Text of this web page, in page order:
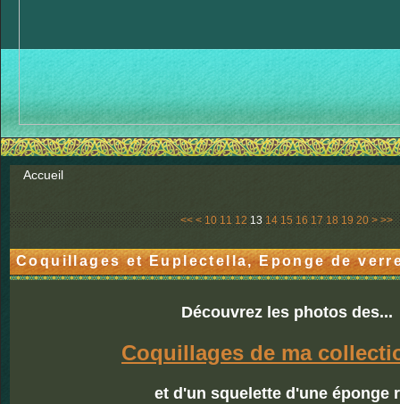
Accueil
<< < 10 11 12 13 14 15 16 17 18 19 2030
> >>
Coquillages et Euplectella, Eponge de
Découvrez les photos des...
Coquillages de ma
et d'un squelette d'une éponge